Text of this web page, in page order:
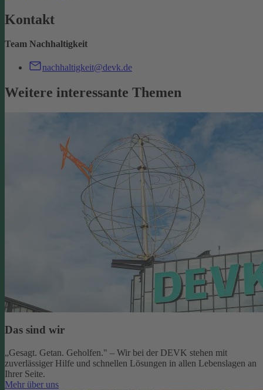
Kontakt
Team Nachhaltigkeit
nachhaltigkeit@devk.de
Weitere interessante Themen
Das sind wir
„Gesagt. Getan. Geholfen." – Wir bei der DEVK stehen mit
zuverlässiger Hilfe und schnellen Lösungen in allen Lebenslagen an
Ihrer Seite.
Mehr über uns